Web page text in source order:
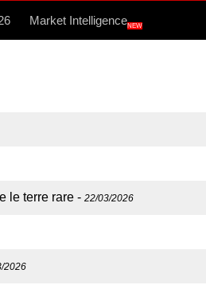
Market IntelligenceNEW
le terre rare - 22/03/2026
2026